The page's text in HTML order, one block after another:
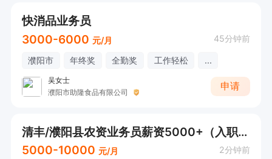
快消品业务员
3000-6000 元/月 45分钟前
濮阳市 年终奖 全勤奖 工作轻松 ...
吴女士
濮阳市助隆食品有限公司
申请
清丰/濮阳县农资业务员薪资5000+（入职交社保➕提成）可直接打电话
5000-10000 元/月 2分钟前